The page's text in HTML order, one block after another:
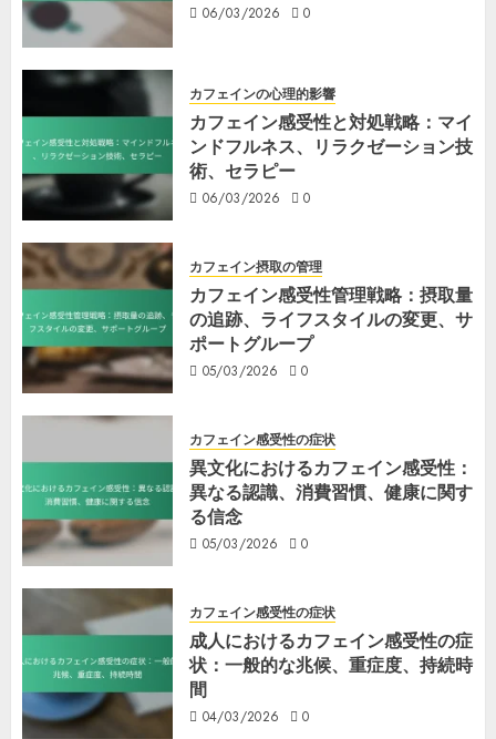
06/03/2026 0
カフェインの心理的影響
カフェイン感受性と対処戦略：マイ
ンドフルネス、リラクゼーション技
術、セラピー
06/03/2026 0
カフェイン摂取の管理
カフェイン感受性管理戦略：摂取量
の追跡、ライフスタイルの変更、サ
ポートグループ
05/03/2026 0
カフェイン感受性の症状
異文化におけるカフェイン感受性：
異なる認識、消費習慣、健康に関す
る信念
05/03/2026 0
カフェイン感受性の症状
成人におけるカフェイン感受性の症
状：一般的な兆候、重症度、持続時
間
04/03/2026 0